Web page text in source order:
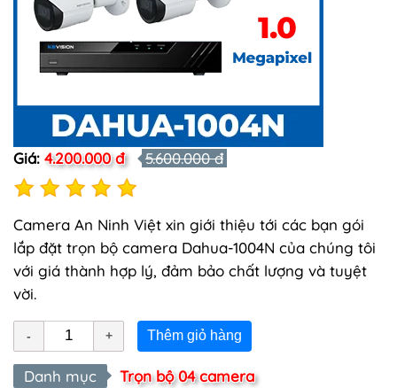
Giá: 4.200.000 đ 5.600.000 đ
Camera An Ninh Việt xin giới thiệu tới các bạn gói
lắp đặt trọn bộ camera Dahua-1004N của chúng tôi
với giá thành hợp lý, đảm bảo chất lượng và tuyệt
vời.
Thêm giỏ hàng
Danh mục Trọn bộ 04 camera